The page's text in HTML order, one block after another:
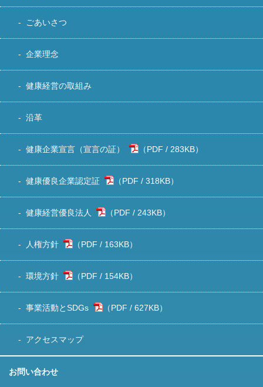
ごあいさつ
企業理念
健康経営の取組み
沿革
健康企業宣言（宣言の証） 283KB）
健康優良企業認定証 318KB）
健康経営優良法人 243KB）
人権方針 163KB）
環境方針 154KB）
事業活動とSDGs 627KB）
アクセスマップ
お問い合わせ